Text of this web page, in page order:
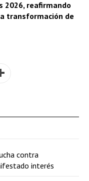
2026, reafirmando
transformación de
contra
interés